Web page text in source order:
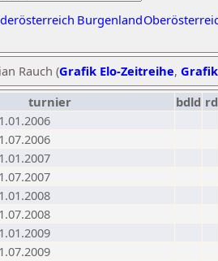
Burgenland
Rauch (Grafik Elo-Zeitreihe,
turnier bdld rd